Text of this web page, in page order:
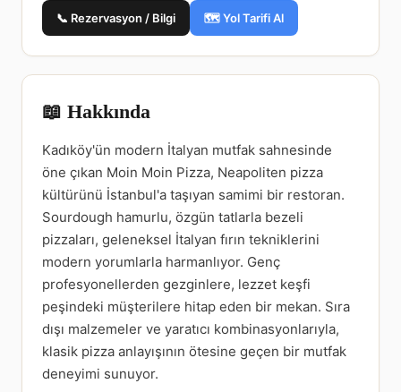
📞 Rezervasyon / Bilgi 🗺️ Yol Tarifi Al
📖 Hakkında
Kadıköy'ün modern İtalyan mutfak sahnesinde
öne çıkan Moin Moin Pizza, Neapoliten pizza
kültürünü İstanbul'a taşıyan samimi bir restoran.
Sourdough hamurlu, özgün tatlarla bezeli
pizzaları, geleneksel İtalyan fırın tekniklerini
modern yorumlarla harmanlıyor. Genç
profesyonellerden gezginlere, lezzet keşfi
peşindeki müşterilere hitap eden bir mekan. Sıra
dışı malzemeler ve yaratıcı kombinasyonlarıyla,
klasik pizza anlayışının ötesine geçen bir mutfak
deneyimi sunuyor.